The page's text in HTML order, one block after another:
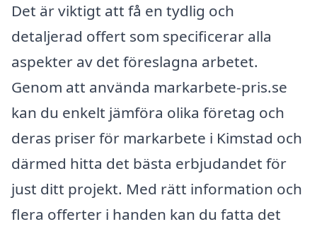
Det är viktigt att få en tydlig och
detaljerad offert som specificerar alla
aspekter av det föreslagna arbetet.
Genom att använda markarbete-pris.se
kan du enkelt jämföra olika företag och
deras priser för markarbete i Kimstad och
därmed hitta det bästa erbjudandet för
just ditt projekt. Med rätt information och
flera offerter i handen kan du fatta det